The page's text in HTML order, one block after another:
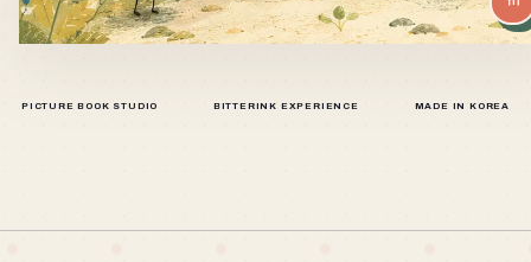
PICTURE BOOK STUDIO BITTERINK EXPERIENCE MADE IN KOREA